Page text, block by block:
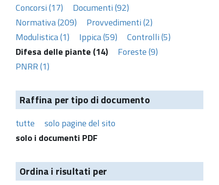
Concorsi (17)
Documenti (92)
Normativa (209)
Provvedimenti (2)
Modulistica (1)
Ippica (59)
Controlli (5)
Difesa delle piante (14)
Foreste (9)
PNRR (1)
Raffina per tipo di documento
tutte
solo pagine del sito
solo i documenti PDF
Ordina i risultati per